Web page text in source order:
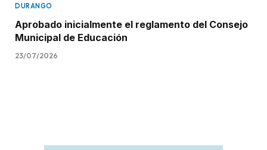
DURANGO
Aprobado inicialmente el reglamento del Consejo
Municipal de Educación
23/07/2026